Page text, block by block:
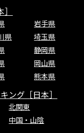
岩手県
県 埼玉県
静岡県
岡山県
熊本県
ング［日本］
北関東
中国・山陰